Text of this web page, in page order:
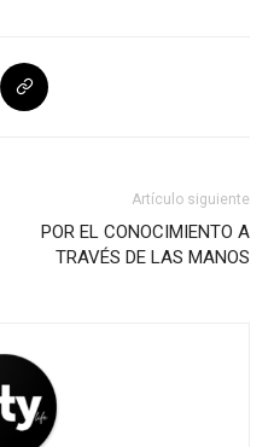
Artículo siguiente
POR EL CONOCIMIENTO A
TRAVÉS DE LAS MANOS